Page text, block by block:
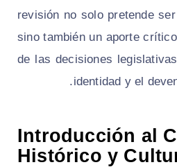
revisión no solo pretende
sino también un aporte
de las decisiones
identidad y el
Introducción al
Histórico y